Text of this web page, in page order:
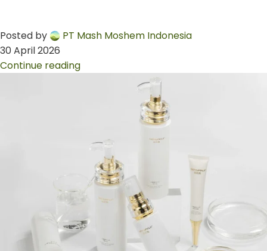
Posted by
PT Mash Moshem Indonesia
30 April 2026
Continue reading